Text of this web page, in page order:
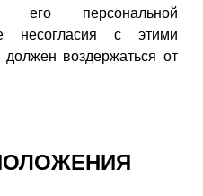
его персональной
несогласия с этими
воздержаться от